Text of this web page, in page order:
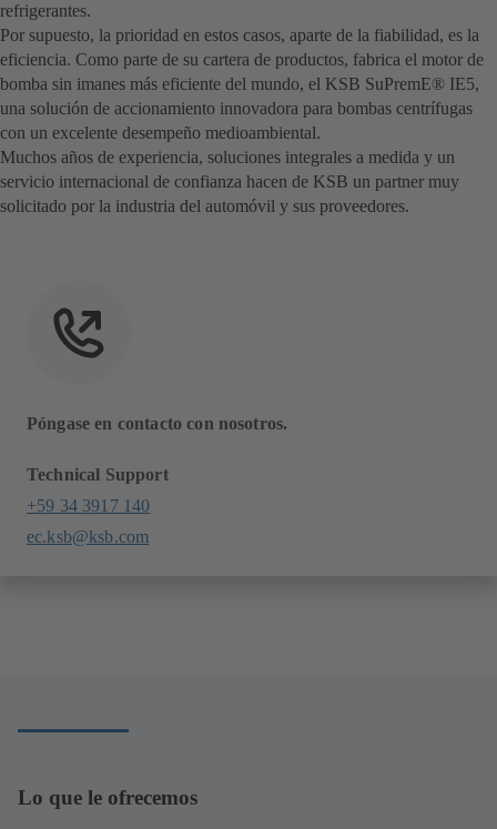
refrigerantes.
Por supuesto, la prioridad en estos casos, aparte de la fiabilidad, es la
eficiencia. Como parte de su cartera de productos, fabrica el motor de
bomba sin imanes más eficiente del mundo, el KSB SuPremE® IE5,
una solución de accionamiento innovadora para bombas centrífugas
con un excelente desempeño medioambiental.
Muchos años de experiencia, soluciones integrales a medida y un
servicio internacional de confianza hacen de KSB un partner muy
solicitado por la industria del automóvil y sus proveedores.
Póngase en contacto con nosotros.
Technical Support
+59 34 3917 140
ec.ksb@ksb.com
Lo que le ofrecemos